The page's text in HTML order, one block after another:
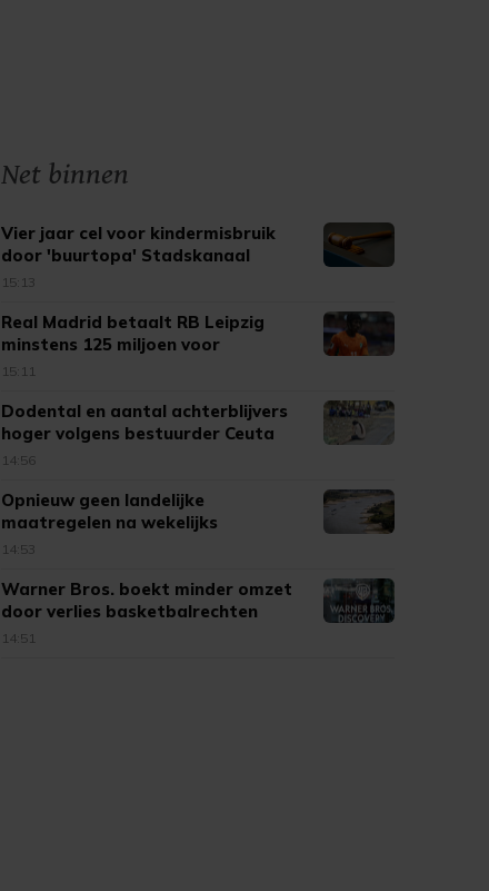
Net binnen
Vier jaar cel voor kindermisbruik
door 'buurtopa' Stadskanaal
15:13
Real Madrid betaalt RB Leipzig
minstens 125 miljoen voor
Diomande
15:11
Dodental en aantal achterblijvers
hoger volgens bestuurder Ceuta
14:56
Opnieuw geen landelijke
maatregelen na wekelijks
'droogteoverleg'
14:53
Warner Bros. boekt minder omzet
door verlies basketbalrechten
14:51